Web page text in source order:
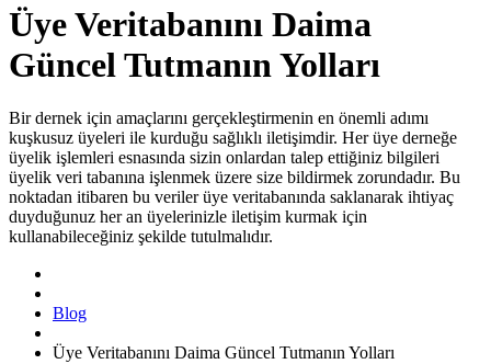
Üye Veritabanını Daima
Güncel Tutmanın Yolları
Bir dernek için amaçlarını gerçekleştirmenin en önemli adımı
kuşkusuz üyeleri ile kurduğu sağlıklı iletişimdir. Her üye derneğe
üyelik işlemleri esnasında sizin onlardan talep ettiğiniz bilgileri
üyelik veri tabanına işlenmek üzere size bildirmek zorundadır. Bu
noktadan itibaren bu veriler üye veritabanında saklanarak ihtiyaç
duyduğunuz her an üyelerinizle iletişim kurmak için
kullanabileceğiniz şekilde tutulmalıdır.
Blog
Üye Veritabanını Daima Güncel Tutmanın Yolları